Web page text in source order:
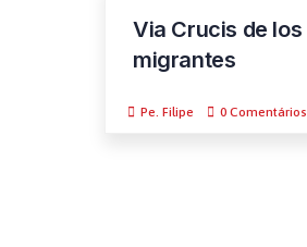
Via Crucis de los
migrantes
Pe. Filipe 0 Comentários